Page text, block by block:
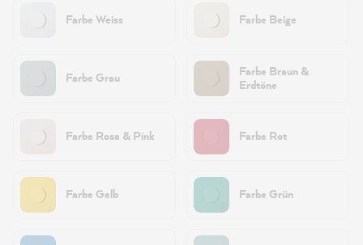
Farbe Weiss Farbe Beige
Farbe Grau
Farbe Braun &
Erdtöne
Farbe Rosa & Pink Farbe Rot
Farbe Gelb Farbe Grün